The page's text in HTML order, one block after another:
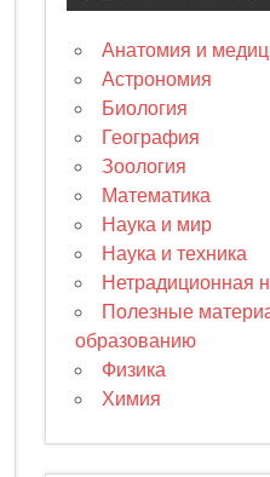
Анатомия и
Астрономия
Биология
География
Зоология
Математика
Наука и мир
Наука и техника
Нетрадиционная
Полезные
образованию
Физика
Химия